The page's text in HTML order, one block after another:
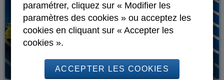
TIMBALE DE YAOURT-FROMAGE ET SA
paramétrer, cliquez sur « Modifier les
paramètres des cookies » ou acceptez les
cookies en cliquant sur « Accepter les
cookies ».
ACCEPTER LES COOKIES